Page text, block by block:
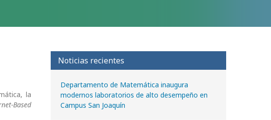
la
Based
Noticias recientes
Departamento de Matemática inaugura
modernos laboratorios de alto desempeño en
Campus San Joaquín